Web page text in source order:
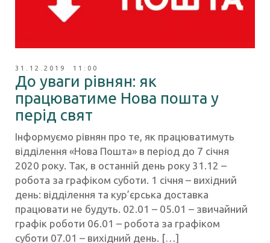
31.12.2019 11:00
До уваги рівнян: як
працюватиме Нова пошта у
перід свят
Інформуємо рівнян про те, як працюватимуть
відділення «Нова Пошта» в період до 7 січня
2020 року. Так, в останній день року 31.12 –
робота за графіком суботи. 1 січня – вихідний
день: відділення та кур’єрська доставка
працювати не будуть. 02.01 – 05.01 – звичайний
графік роботи 06.01 – робота за графіком
суботи 07.01 – вихідний день. […]